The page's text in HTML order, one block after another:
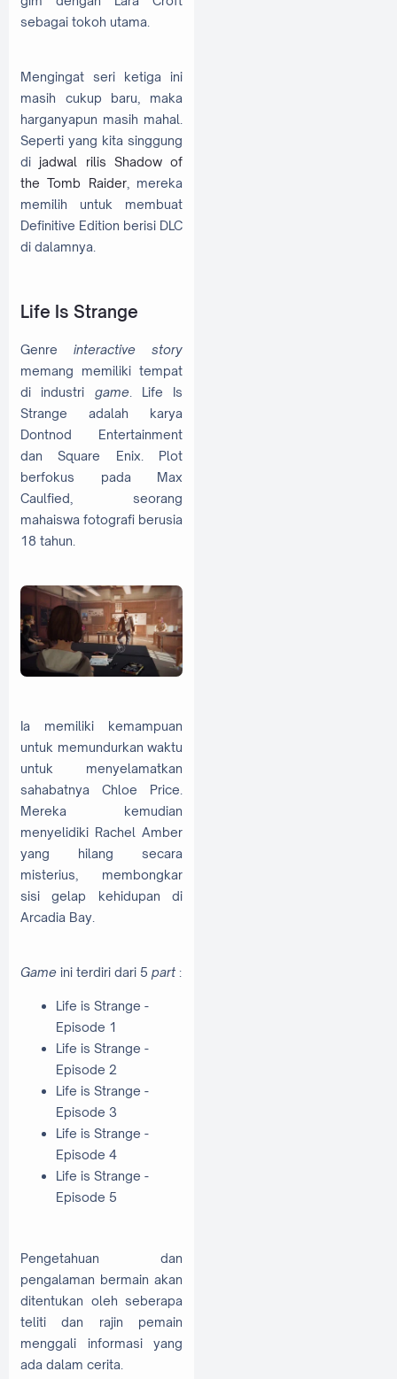
sebagai tokoh utama.
Mengingat seri ketiga ini
masih cukup baru, maka
harganyapun masih mahal.
Seperti yang kita singgung
dijadwal rilis Shadow of
the Tomb Raider, mereka
memilih untuk membuat
Definitive Edition berisi DLC
di dalamnya.
Life Is Strange
Genre interactive story
memang memiliki tempat
di industri game. Life Is
Strange adalah karya
Dontnod Entertainment
dan Square Enix. Plot
berfokus pada Max
Caulfied, seorang
mahaiswa fotografi berusia
18 tahun.
Ia memiliki kemampuan
untuk memundurkan waktu
untuk menyelamatkan
sahabatnya Chloe Price.
Mereka kemudian
menyelidiki Rachel Amber
yang hilang secara
misterius, membongkar
sisi gelap kehidupan di
Arcadia Bay.
Game ini terdiri dari 5 part :
Life is Strange -
Episode 1
Life is Strange -
Episode 2
Life is Strange -
Episode 3
Life is Strange -
Episode 4
Life is Strange -
Episode 5
Pengetahuan dan
pengalaman bermain akan
ditentukan oleh seberapa
teliti dan rajin pemain
menggali informasi yang
ada dalam cerita.